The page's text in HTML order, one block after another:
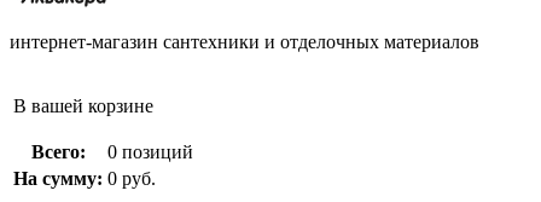
интернет-магазин сантехники и отделочных материалов
В вашей корзине
Всего:
0 позиций
На сумму: 0 руб.